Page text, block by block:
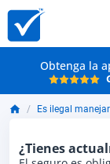
Obtenga la
Es ilegal manejar un vehículo
¿Tienes